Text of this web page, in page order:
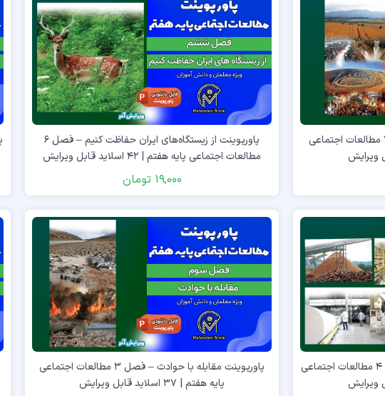
پاورپوینت جمعیت و منابع – فصل ۷ مطالعات اجتماعی
پاورپوینت از زیستگاه‌های ایران حفاظت کنیم – فصل ۶
مطالعات اجتماعی پایه هفتم | ۴۲ اسلاید قابل ویرایش
19,000 تومان
پاورپوینت تولید، توزیع، مصرف – فصل ۴ مطالعات اجتماعی
پاورپوینت مقابله با حوادث – فصل ۳ مطالعات اجتماعی
پایه هفتم | ۳۷ اسلاید قابل ویرایش